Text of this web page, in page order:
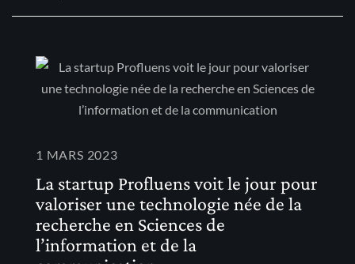
1 MARS 2023
La startup Profluens voit le jour pour
valoriser une technologie née de la
recherche en Sciences de
l’information et de la